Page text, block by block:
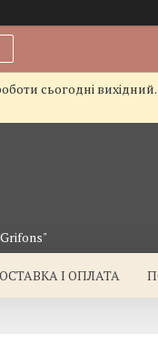
сьогодні
І ОПЛАТА